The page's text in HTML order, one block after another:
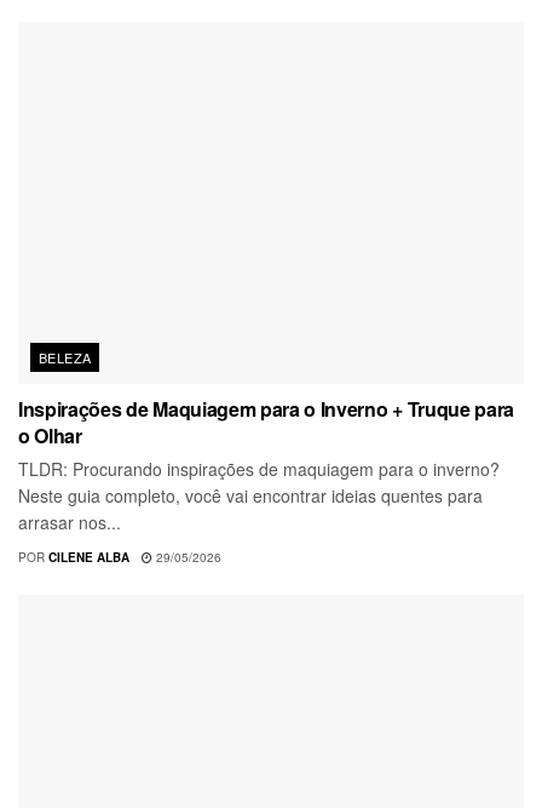
BELEZA
Inspirações de Maquiagem para o Inverno + Truque para
o Olhar
TLDR: Procurando inspirações de maquiagem para o inverno?
Neste guia completo, você vai encontrar ideias quentes para
arrasar nos...
POR CILENE ALBA 29/05/2026